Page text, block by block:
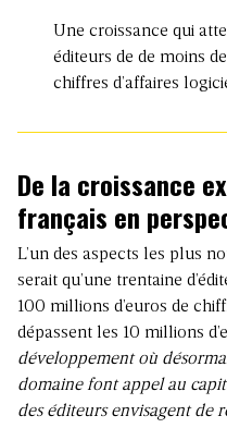
Une croissance qui
éditeurs de de moins
chiffres d’affaires
De la croissance
français en
L’un des aspects les plus
serait qu’une trentaine
100 millions d’euros de
dépassent les 10 millions
développement où
domaine font appel au
des éditeurs envisagent de